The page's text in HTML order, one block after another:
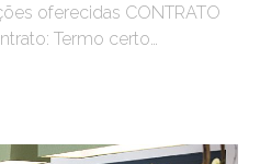
oferecidas CONTRATO
Termo certo…